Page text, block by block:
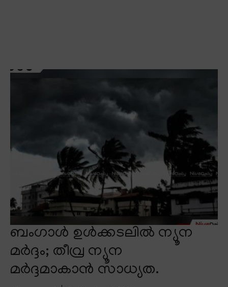
ബംഗാൾ ഉൾക്കടലിൽ ന്യൂന
മർദ്ദം; തീവ്ര ന്യൂന
മർദ്ദമാകാൻ സാധ്യത.